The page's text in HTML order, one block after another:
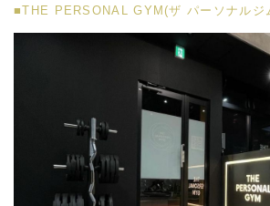
■THE PERSONAL GYM(ザ パーソナルジ